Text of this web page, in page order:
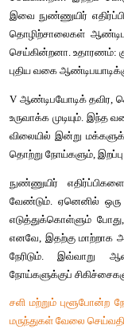
பண்டைய
சிறிதளவே
எதிர்ப்புச் சக்தி
வெற்றிகரமாக
ஃப்ளெமிங்,
போது
முடிவுகள் மிகவும்
எற்படுத்தக்கூடிய
இரண்டாம் உலகப்
என்று வரலாறுகள்